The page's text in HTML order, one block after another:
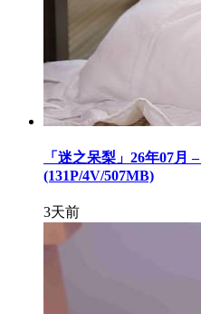
「迷之呆梨」26年07月
(131P/4V/507MB)
3天前